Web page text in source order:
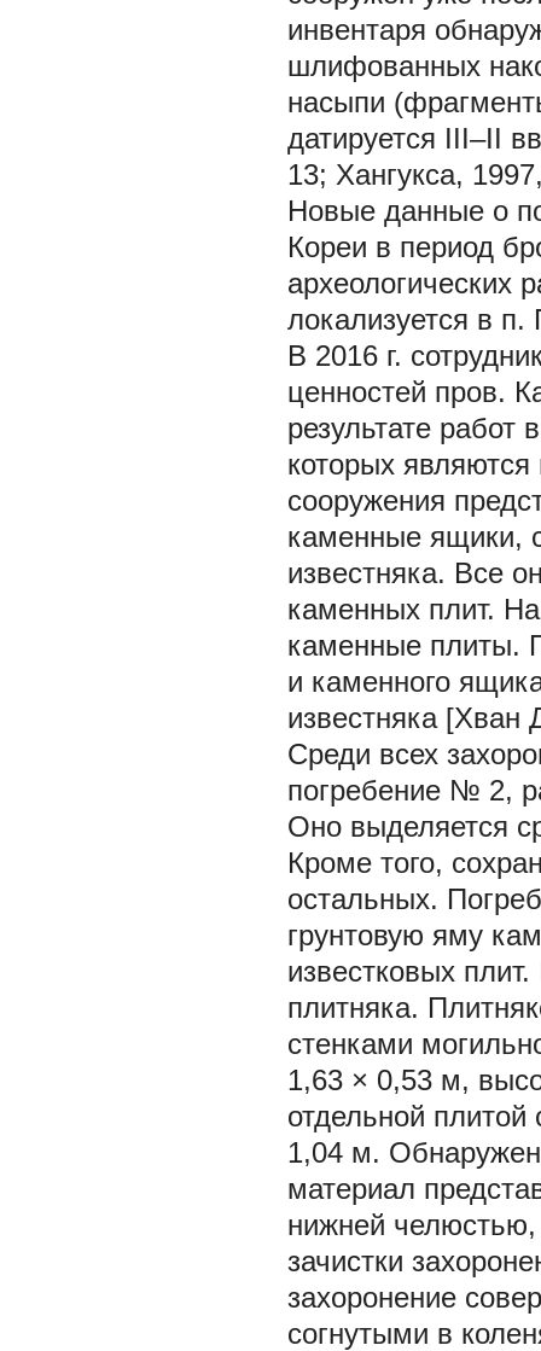
инвентаря
шлифованных
насыпи
датируется III–II
13; Хангукса,
Новые данные о
Кореи в период
археологических
локализуется в
В 2016 г.
ценностей пров.
результате работ
которых
сооружения
каменные ящики,
известняка. Все
каменных плит.
каменные плиты.
и каменного
известняка [Хван
Среди всех
погребение № 2,
Оно выделяется
Кроме того,
остальных.
грунтовую яму
известковых
плитняка.
стенками
1,63 × 0,53 м,
отдельной
1,04 м.
материал
нижней челюстью,
зачистки
захоронение
согнутыми в